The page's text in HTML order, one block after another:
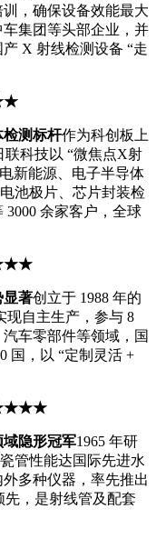
，确保设备效能最大
集团等头部企业，并
X 射线检测设备 “走
检测标杆作为科创板上
联科技以 “微焦点X射
新能源、电子半导体
池极片、芯片封装检
余家客户，全球
显著创立于 1988 年的
现自主生产，参与 8
车零部件等领域，国
国，以 “定制灵活 +
隐形冠军1965 年研
管性能达国际先进水
多种仪器，率先推出
先，是射线管及配套